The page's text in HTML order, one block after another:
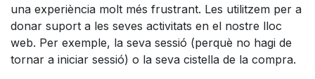
una experiència molt més frustrant. Les utilitzem per a
donar suport a les seves activitats en el nostre lloc
web. Per exemple, la seva sessió (perquè no hagi de
tornar a iniciar sessió) o la seva cistella de la compra.